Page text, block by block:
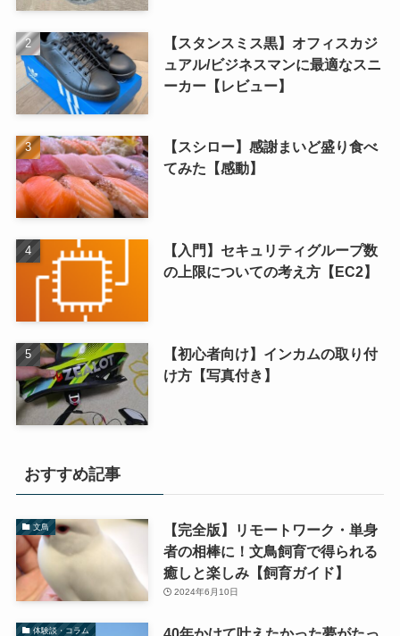
【スタンスミス黒】オフィスカジ
ュアル/ビジネスマンに最適なスニ
ーカー【レビュー】
【スシロー】感謝まいど盛り食べ
てみた【感動】
【入門】セキュリティグループ数
の上限についての考え方【EC2】
【初心者向け】インカムの取り付
け方【写真付き】
おすすめ記事
文鳥
【完全版】リモートワーク・単身
者の相棒に！文鳥飼育で得られる
癒しと楽しみ【飼育ガイド】
2024年6月10日
体験談・コラム